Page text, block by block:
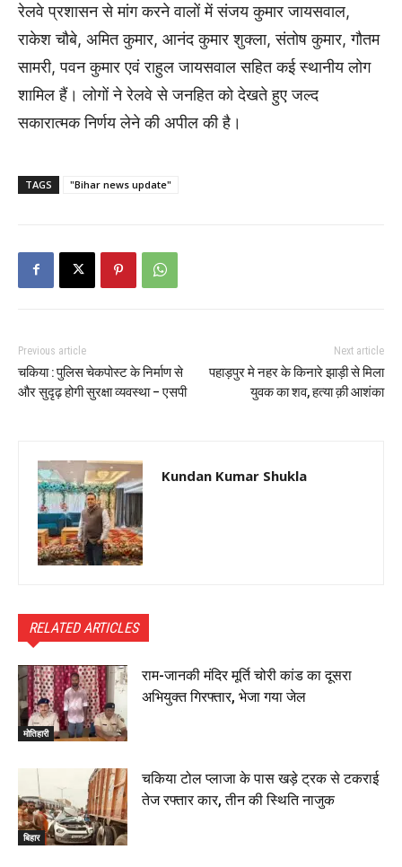
रेलवे प्रशासन से मांग करने वालों में संजय कुमार जायसवाल,
राकेश चौबे, अमित कुमार, आनंद कुमार शुक्ला, संतोष कुमार, गौतम
सामरी, पवन कुमार एवं राहुल जायसवाल सहित कई स्थानीय लोग
शामिल हैं। लोगों ने रेलवे से जनहित को देखते हुए जल्द
सकारात्मक निर्णय लेने की अपील की है।
TAGS "Bihar news update"
Previous article
चकिया : पुलिस चेकपोस्ट के निर्माण से
और सुदृढ़ होगी सुरक्षा व्यवस्था – एसपी
Next article
पहाड़पुर मे नहर के किनारे झाड़ी से मिला
युवक का शव, हत्या क़ी आशंका
Kundan Kumar Shukla
RELATED ARTICLES
मोतिहारी
राम-जानकी मंदिर मूर्ति चोरी कांड का दूसरा
अभियुक्त गिरफ्तार, भेजा गया जेल
बिहार
चकिया टोल प्लाजा के पास खड़े ट्रक से टकराई
तेज रफ्तार कार, तीन की स्थिति नाजुक